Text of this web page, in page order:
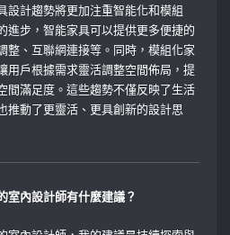
設計趨勢將更加注重智能化和模組
進步，智能家具可以提供更多便捷的
整、互聯網連接等。同時，模組化家
用戶根據需求靈活調整空間佈局，提
間滿足度。這些趨勢不僅反映了生活
推動了更靈活、更具創新的設計思
室內設計師有什麼建議？